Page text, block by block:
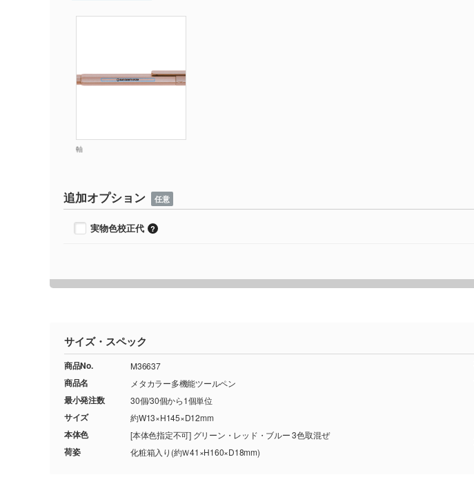
軸
追加オプション 任意
実物色校正代
サイズ・スペック
商品No. M36637
商品名 メタカラー多機能ツールペン
最小発注数 30個/30個から1個単位
サイズ 約W13×H145×D12mm
本体色 [本体色指定不可] グリーン・レッド・ブルー 3色取混ぜ
荷姿 化粧箱入り(約Ｗ41×H160×D18mm)